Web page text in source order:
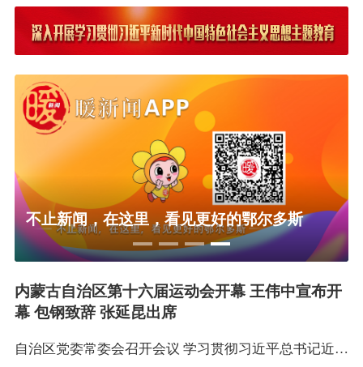
美丽暖城·只此青绿 在沙漠与黄河之间种下一条 “绿线”
不止新闻，在这里，看见更好的鄂尔多斯
内蒙古自治区第十六届运动会开幕 王伟中宣布开
幕 包钢致辞 张延昆出席
自治区党委常委会召开会议 学习贯彻习近平总书记近期重要讲话重要指示精神 王伟中主持